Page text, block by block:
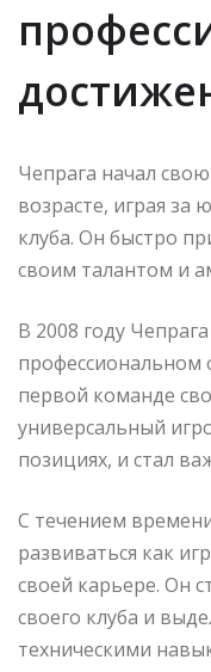
Чепрага начал
возрасте, играя
клуба. Он быстро
своим талантом и
В 2008 году
профессиональном
первой команде
универсальный
позициях, и стал
С течением
развиваться как
своей карьере. Он
своего клуба и
техническими